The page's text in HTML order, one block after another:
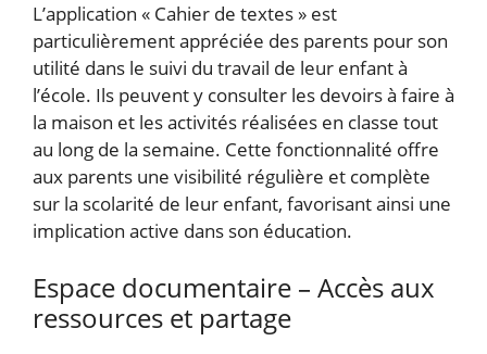
L’application « Cahier de textes » est
particulièrement appréciée des parents pour son
utilité dans le suivi du travail de leur enfant à
l’école. Ils peuvent y consulter les devoirs à faire à
la maison et les activités réalisées en classe tout
au long de la semaine. Cette fonctionnalité offre
aux parents une visibilité régulière et complète
sur la scolarité de leur enfant, favorisant ainsi une
implication active dans son éducation.
Espace documentaire – Accès aux
ressources et partage